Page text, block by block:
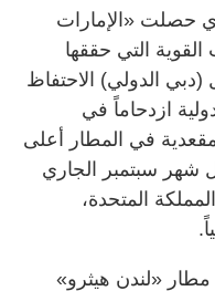
حصلت «الإمارات
التي حققها
الدولي) الاحتفاظ
ازدحاماً في
في المطار أعلى
مقعد خلال شهر سبتمبر الجاري
المتحدة،
«لندن هيثرو»